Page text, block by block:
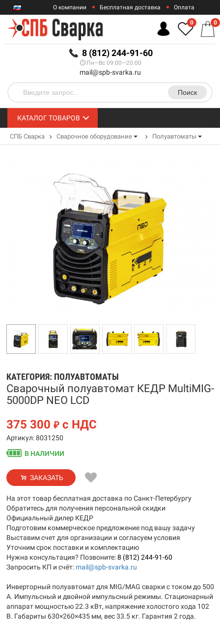
RUB
О компании Бесплатная доставка Оплата
Гарантии
8 (812) 244-91-60
Пн—Вс 09:00—20:00
mail@spb-svarka.ru
Поиск
0 0
КАТАЛОГ ТОВАРОВ
СПБ Сварка Сварочное оборудование Полуавтоматы
КАТЕГОРИЯ: ПОЛУАВТОМАТЫ
Сварочный полуавтомат КЕДР MultiMIG-
5000DP NEO LCD
375 300 ₽ с НДС
Артикул: 8031250
В НАЛИЧИИ
ЗАКАЗАТЬ
На этот товар бесплатная доставка по Санкт-Петербургу
Обратитесь для получения персональной скидки
Официальный дилер КЕДР
Подготовим коммерческое предложение под вашу задачу
Выставим счет для организации и согласуем условия
Уточним срок поставки и комплектацию
Нужна консультация? Позвоните:8 (812) 244-91-60
Запросить КП и счёт: mail@spb-svarka.ru
Инверторный полуавтомат для MIG/MAG сварки с током до 500
А. Импульсный и двойной импульсный режимы. Стационарный
аппарат мощностью 22.3 кВт, напряжение холостого хода 102
В. Габариты 630×260×435 мм, вес 33.5 кг. Гарантия 2 года.